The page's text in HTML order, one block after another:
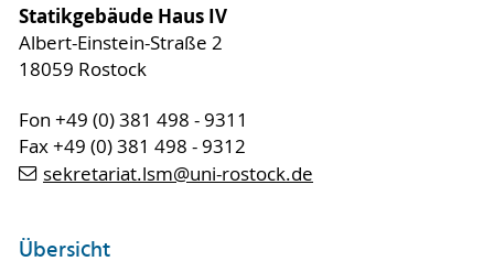
Statikgebäude Haus IV
Albert-Einstein-Straße 2
18059 Rostock
Fon +49 (0) 381 498 - 9311
Fax +49 (0) 381 498 - 9312
sekretariat.lsm@uni-rostock.de
Übersicht